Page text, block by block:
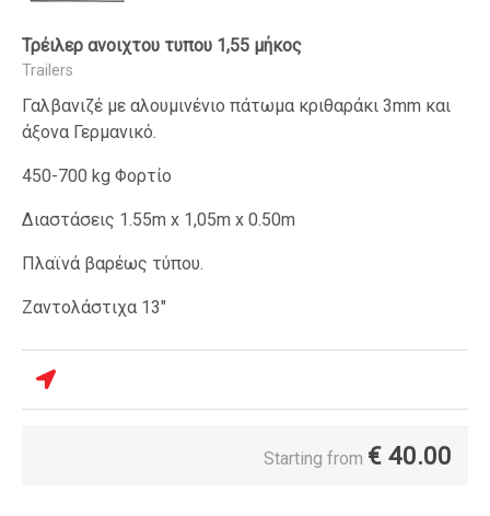
Τρέιλερ ανοιχτου τυπου 1,55 μήκος
Trailers
Γαλβανιζέ με αλουμινένιο πάτωμα κριθαράκι 3mm και
άξονα Γερμανικό.
450-700 kg Φορτίο
Διαστάσεις 1.55m x 1,05m x 0.50m
Πλαϊνά βαρέως τύπου.
Ζαντολάστιχα 13"
Starting from € 40.00